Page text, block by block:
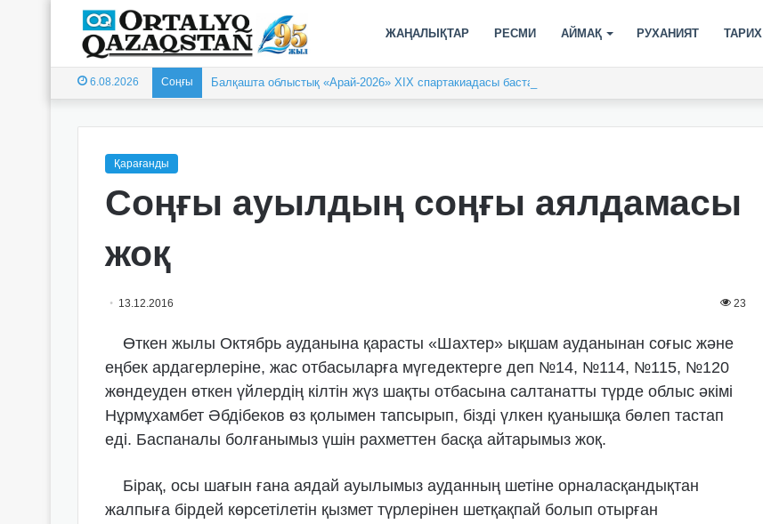
ЖАҢАЛЫҚТАР РЕСМИ АЙМАҚ РУХАНИЯТ ТАРИХ
6.08.2026 Соңғы Балқашта облыстық «Арай-2026» XIX спартакиадасы басталды
Қарағанды
Соңғы ауылдың соңғы аялдамасы
жоқ
13.12.2016 23
Өткен жылы Октябрь ауданына қарасты «Шахтер» ықшам ауданынан соғыс және
еңбек ардагерлеріне, жас отбасыларға мүгедектерге деп №14, №114, №115, №120
жөндеуден өткен үйлердің кілтін жүз шақты отбасына салтанатты түрде облыс әкімі
Нұрмұхамбет Әбдібеков өз қолымен тапсырып, бізді үлкен қуанышқа бөлеп тастап
еді. Баспаналы болғанымыз үшін рахметтен басқа айтарымыз жоқ.
Бірақ, осы шағын ғана аядай ауылымыз ауданның шетіне орналасқандықтан
жалпыға бірдей көрсетілетін қызмет түрлерінен шетқақпай болып отырған